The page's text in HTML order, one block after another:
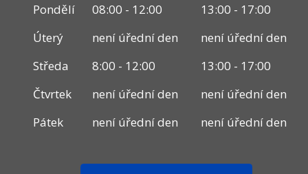
Pondělí 08:00 - 12:00
13:00 - 17:00
Úterý
není úřední den
není úřední den
Středa
8:00 - 12:00
13:00 - 17:00
Čtvrtek
není úřední den
není úřední den
Pátek
není úřední den není úřední den